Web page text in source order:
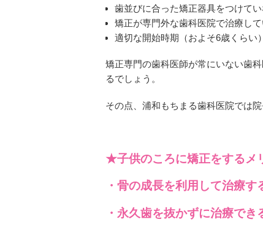
歯並びに合った矯正器具をつけて
矯正が専門外な歯科医院で治療して
適切な開始時期（およそ6歳くらい
矯正専門の歯科医師が常にいない歯
るでしょう。
その点、浦和もちまる歯科医院では
★子供のころに矯正をするメ
・骨の成長を利用して治療す
・永久歯を抜かずに治療でき